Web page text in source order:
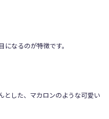
なるのが特徴です。
とした、マカロンのような可愛い